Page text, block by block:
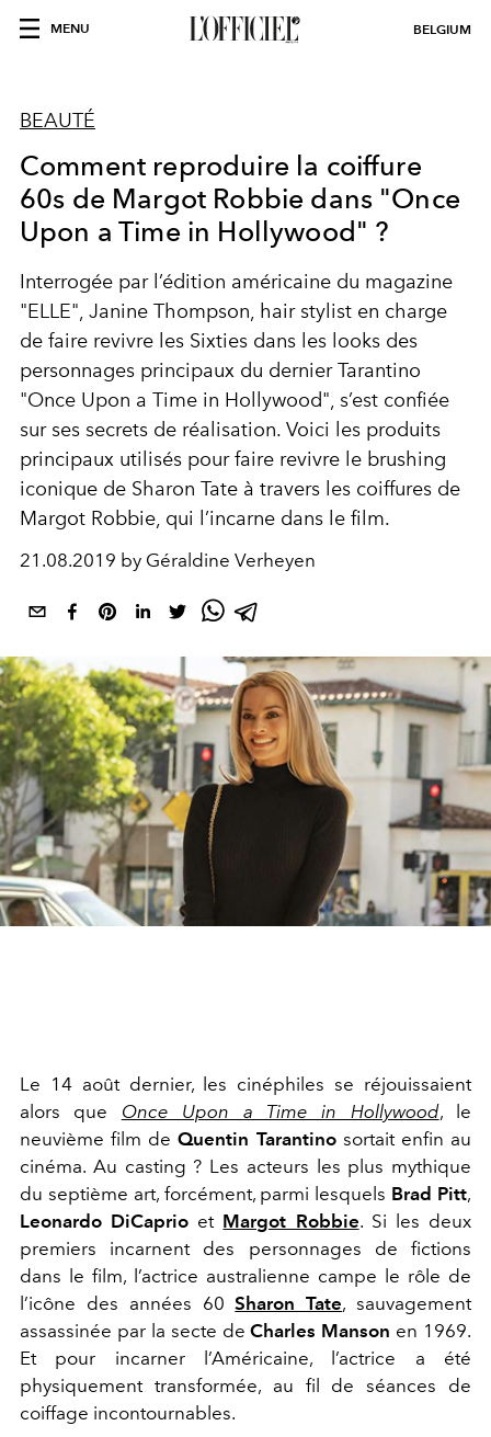
MENU BELGIUM
BEAUTÉ
Comment reproduire la coiffure
60s de Margot Robbie dans "Once
Upon a Time in Hollywood" ?
Interrogée par l’édition américaine du magazine
"ELLE", Janine Thompson, hair stylist en charge
de faire revivre les Sixties dans les looks des
personnages principaux du dernier Tarantino
"Once Upon a Time in Hollywood", s’est confiée
sur ses secrets de réalisation. Voici les produits
principaux utilisés pour faire revivre le brushing
iconique de Sharon Tate à travers les coiffures de
Margot Robbie, qui l’incarne dans le film.
21.08.2019 by Géraldine Verheyen
Le 14 août dernier, les cinéphiles se réjouissaient
alors que Once Upon a Time in Hollywood, le
neuvième film deQuentin Tarantinosortait enfin au
cinéma. Au casting ? Les acteurs les plus mythique
du septième art, forcément, parmi lesquels Brad Pitt,
Leonardo DiCaprio et Margot Robbie. Si les deux
premiers incarnent des personnages de fictions
dans le film, l’actrice australienne campe le rôle de
l’icône des années 60Sharon Tate, sauvagement
assassinée par la secte deCharles Manson en 1969.
Et pour incarner l’Américaine, l’actrice a été
physiquement transformée, au fil de séances de
coiffage incontournables.